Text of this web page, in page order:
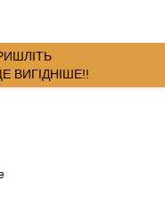
ВИГІДНІШЕ!!